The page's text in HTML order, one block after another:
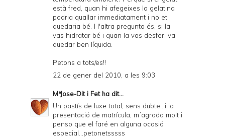
està fred, quan hi afegeixes la gelatina
podria quallar immediatament i no et
quedaria bé. I l'altra pregunta és, si la
vas hidratar bé i quan la vas desfer, va
quedar ben líquida.
Petons a tots/es!!
22 de gener del 2010, a les 9:03
MªJose-Dit i Fetha dit...
Un pastís de luxe total, sens dubte...i la
presentació de matrícula, m´agrada molt i
penso que el faré en alguna ocasió
especial...petonetsssss